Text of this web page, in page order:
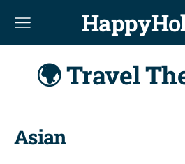
🌍 Travel
Asian